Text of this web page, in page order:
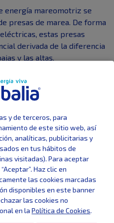
energía mareomotriz se
presas de marea. De forma
estas presas
derivada de la diferencia
y las altas.
encontramos una de las
a nivel de
estos no se agotan por su
de mareas es producto
con los océanos.
produce ningún gas
nunca se podrán
de ellos.
conocer cuándo se van a
y de terceros, para
de este sitio web, así
analíticas, publicitarias y
en tus hábitos de
visitadas). Para aceptar
Haz clic en
las cookies marcadas
disponibles en este banner
las cookies no
en la Política de Cookies.